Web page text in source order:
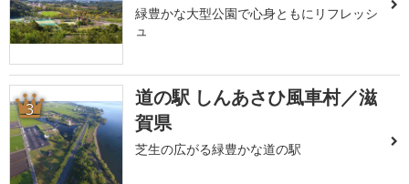
緑豊かな大型公園で心身ともにリフレッシ
ュ
3
道の駅 しんあさひ風車村／滋
賀県
芝生の広がる緑豊かな道の駅